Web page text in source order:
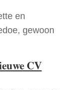
en
gewoon
CV